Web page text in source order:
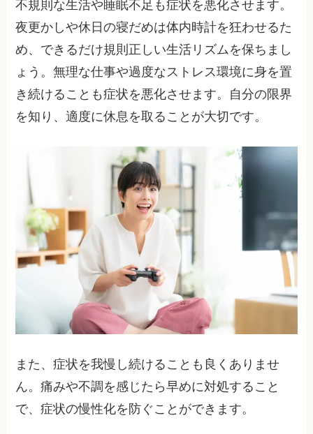
不規則な生活や睡眠不足も症状を悪化させます。
夜更かしや休日の寝だめは体内時計を狂わせるた
め、できるだけ規則正しい生活リズムを保ちまし
ょう。無理な仕事や過度なストレス環境に身を置
き続けることも症状を悪化させます。自分の限界
を知り、適度に休息を取ることが大切です。
また、症状を我慢し続けることも良くありませ
ん。痛みや不調を感じたら早めに対処すること
で、症状の慢性化を防ぐことができます。